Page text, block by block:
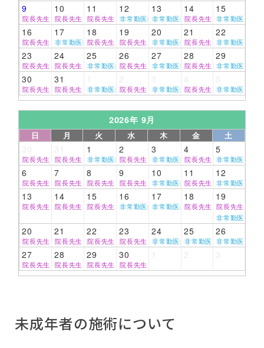
9 10 11 12 13 14 15
院長先生 院長先生 院長先生 非常勤医師非常勤医師院長先生 非常勤医師
16 17 18 19 20 21 22
院長先生 非常勤医師院長先生 院長先生 非常勤医師院長先生 非常勤医師
23 24 25 26 27 28 29
院長先生 院長先生 非常勤医師院長先生 非常勤医師院長先生 非常勤医師
30 31
院長先生 院長先生 非常勤医師院長先生 非常勤医師院長先生 非常勤医師
2026年 9月
日 月 火 水 木 金 土
1 2 3 4 5
院長先生 院長先生 非常勤医師院長先生 非常勤医師院長先生 非常勤医師
6 7 8 9 10 11 12
院長先生 院長先生 院長先生 院長先生 非常勤医師院長先生 非常勤医師
13 14 15 16 17 18 19
院長先生 院長先生 院長先生 非常勤医師非常勤医師院長先生 院長先生
非常勤医師
20 21 22 23 24 25 26
院長先生 院長先生 院長先生 院長先生 非常勤医師非常勤医師非常勤医師
27 28 29 30
院長先生 院長先生 院長先生 院長先生
未成年者の施術について